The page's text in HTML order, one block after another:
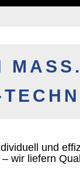
und
wir liefern